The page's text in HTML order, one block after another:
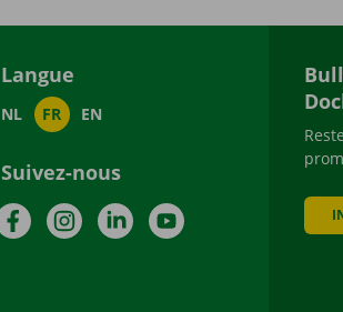
Langue
NL FR EN
Suivez-nous
FacebookInstagramLinkedInYouTube